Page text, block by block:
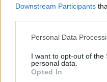
Downstream Participants
Please note that this
not limited to your visit or
grant or deny consent to
use your data for below
Personal Data
I want to opt-out of the
personal data.
Opted In